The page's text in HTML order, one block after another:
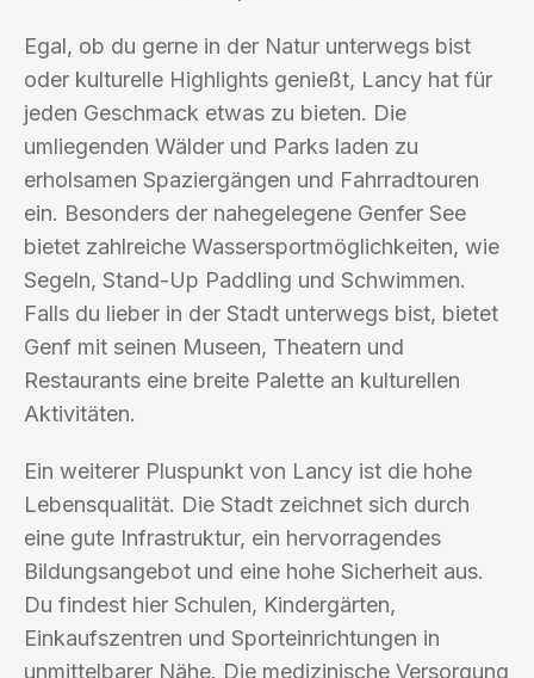
Egal, ob du gerne in der Natur unterwegs bist
oder kulturelle Highlights genießt, Lancy hat für
jeden Geschmack etwas zu bieten. Die
umliegenden Wälder und Parks laden zu
erholsamen Spaziergängen und Fahrradtouren
ein. Besonders der nahegelegene Genfer See
bietet zahlreiche Wassersportmöglichkeiten, wie
Segeln, Stand-Up Paddling und Schwimmen.
Falls du lieber in der Stadt unterwegs bist, bietet
Genf mit seinen Museen, Theatern und
Restaurants eine breite Palette an kulturellen
Aktivitäten.
Ein weiterer Pluspunkt von Lancy ist die hohe
Lebensqualität. Die Stadt zeichnet sich durch
eine gute Infrastruktur, ein hervorragendes
Bildungsangebot und eine hohe Sicherheit aus.
Du findest hier Schulen, Kindergärten,
Einkaufszentren und Sporteinrichtungen in
unmittelbarer Nähe. Die medizinische Versorgung